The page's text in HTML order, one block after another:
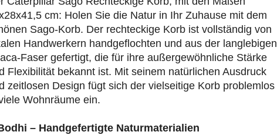
cm: Holen Sie die Natur in Ihr Zuhause mit dem
Sago-Korb. Der rechteckige Korb ist vollständig von
Handwerkern handgeflochten und aus der langlebigen
Faser gefertigt, die für ihre außergewöhnliche Stärke
Flexibilität bekannt ist. Mit seinem natürlichen Ausdruck
zeitlosen Design fügt sich der vielseitige Korb problemlos
Wohnräume ein.
– Handgefertigte Naturmaterialien